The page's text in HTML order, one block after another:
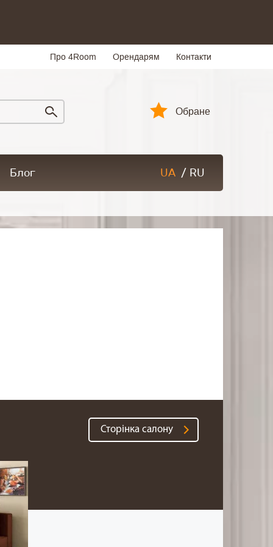
Про 4Room Орендарям Контакти
Обране
Блог UA / RU
Сторінка салону